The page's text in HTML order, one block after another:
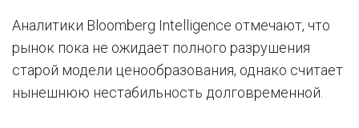
Аналитики Bloomberg Intelligence отмечают, что
рынок пока не ожидает полного разрушения
старой модели ценообразования, однако считает
нынешнюю нестабильность долговременной.